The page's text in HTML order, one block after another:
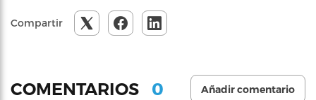
Compartir
COMENTARIOS 0 Añadir comentario